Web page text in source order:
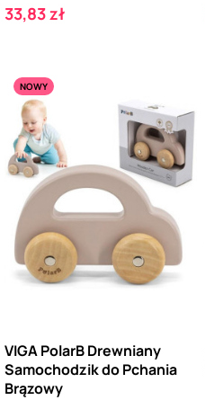
Cena
33,83 zł
NOWY
VIGA PolarB Drewniany
Samochodzik do Pchania
Brązowy